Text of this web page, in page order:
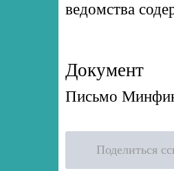
ведомства
Документ
Письмо
Поделиться